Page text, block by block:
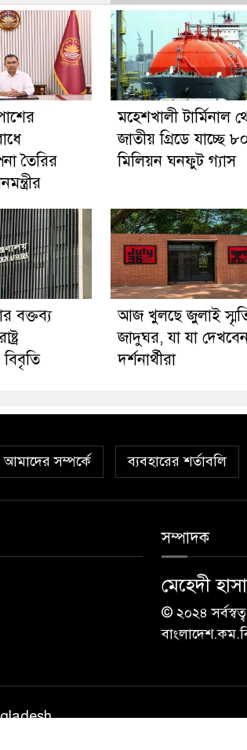
তৈরির
মহেশখালী টার্মিনাল
জাতীয় গ্রিডে যাচ্ছে
মিলিয়ন ঘনফুট গ্যাস
বক্তব্য
বিবৃতি
আজ খুলছে জুলাই
জাদুঘর, যা যা
দর্শনার্থীরা
আমাদের সম্পর্কে ব্যবহারের শর্তাবলি
সম্পাদক
মেহেদী
© ২০২৪